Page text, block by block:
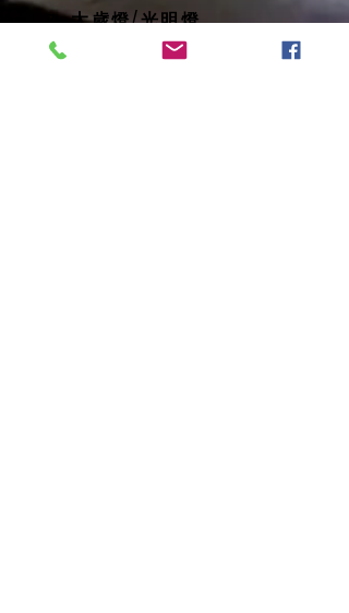
7. 太歲燈/光明燈
8. 消災延壽藥師佛燈